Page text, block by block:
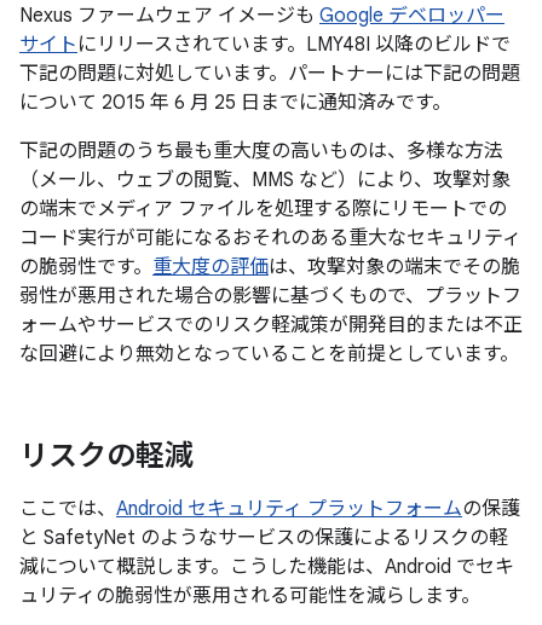
Nexus ファームウェア イメージも Google デベロッパー
サイト にリリースされています。LMY48I 以降のビルドで
下記の問題に対処しています。パートナーには下記の問題
について 2015 年 6 月 25 日までに通知済みです。
下記の問題のうち最も重大度の高いものは、多様な方法
（メール、ウェブの閲覧、MMS など）により、攻撃対象
の端末でメディア ファイルを処理する際にリモートでの
コード実行が可能になるおそれのある重大なセキュリティ
の脆弱性です。 重大度の評価は、攻撃対象の端末でその脆
弱性が悪用された場合の影響に基づくもので、プラットフ
ォームやサービスでのリスク軽減策が開発目的または不正
な回避により無効となっていることを前提としています。
リスクの軽減
ここでは、 Android セキュリティ プラットフォームの保護
と SafetyNet のようなサービスの保護によるリスクの軽
減について概説します。こうした機能は、Android でセキ
ュリティの脆弱性が悪用される可能性を減らします。